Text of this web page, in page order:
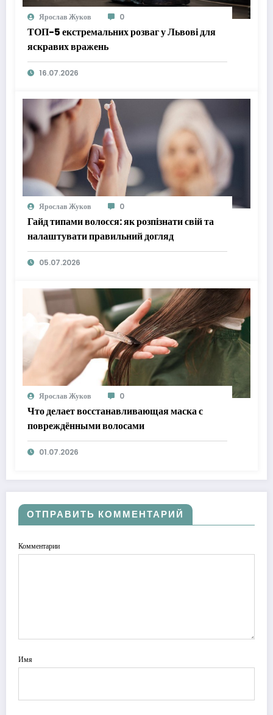
Ярослав Жуков 0
ТОП-5 екстремальних розваг у Львові для
яскравих вражень
16.07.2026
Ярослав Жуков 0
Гайд типами волосся: як розпізнати свій та
налаштувати правильний догляд
05.07.2026
Ярослав Жуков 0
Что делает восстанавливающая маска с
повреждёнными волосами
01.07.2026
ОТПРАВИТЬ КОММЕНТАРИЙ
Комментарии
Имя